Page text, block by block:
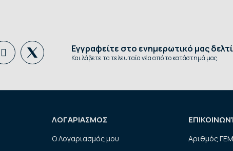
Εγγραφείτε στο ενημερωτικό μας
Και λάβετε τα τελευταία νέα από το κατάστημά μας.
ΛΟΓΑΡΙΑΣΜΟΣ
Ο Λογαριασμός μου
Αριθμός